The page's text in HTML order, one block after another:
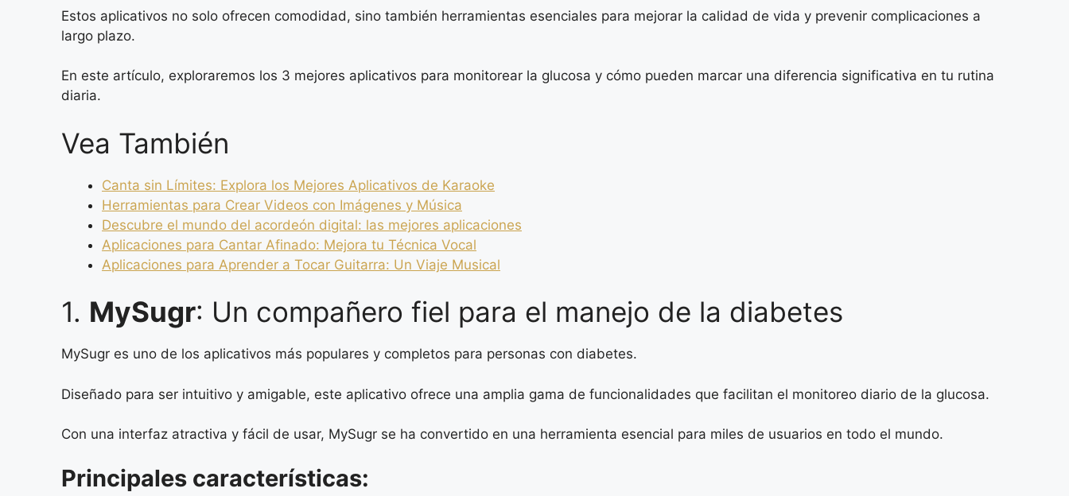
Estos aplicativos no solo ofrecen comodidad, sino también herramientas esenciales para mejorar la calidad de vida y prevenir complicaciones a
largo plazo.
En este artículo, exploraremos los 3 mejores aplicativos para monitorear la glucosa y cómo pueden marcar una diferencia significativa en tu rutina
diaria.
Vea También
Canta sin Límites: Explora los Mejores Aplicativos de Karaoke
Herramientas para Crear Videos con Imágenes y Música
Descubre el mundo del acordeón digital: las mejores aplicaciones
Aplicaciones para Cantar Afinado: Mejora tu Técnica Vocal
Aplicaciones para Aprender a Tocar Guitarra: Un Viaje Musical
1. MySugr: Un compañero fiel para el manejo de la diabetes
MySugr es uno de los aplicativos más populares y completos para personas con diabetes.
Diseñado para ser intuitivo y amigable, este aplicativo ofrece una amplia gama de funcionalidades que facilitan el monitoreo diario de la glucosa.
Con una interfaz atractiva y fácil de usar, MySugr se ha convertido en una herramienta esencial para miles de usuarios en todo el mundo.
Principales características: